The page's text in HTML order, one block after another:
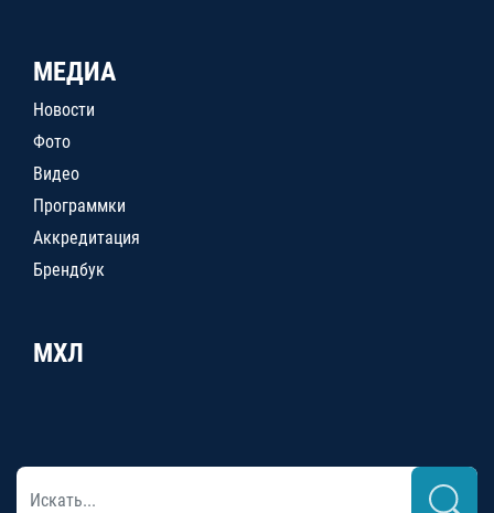
МЕДИА
Новости
Фото
Видео
Программки
Аккредитация
Брендбук
МХЛ